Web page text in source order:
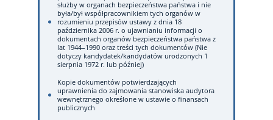
służby w organach bezpieczeństwa państwa i nie
była/był współpracownikiem tych organów w
rozumieniu przepisów ustawy z dnia 18
października 2006 r. o ujawnianiu informacji o
dokumentach organów bezpieczeństwa państwa z
lat 1944–1990 oraz treści tych dokumentów (Nie
dotyczy kandydatek/kandydatów urodzonych 1
sierpnia 1972 r. lub później)
Kopie dokumentów potwierdzających
uprawnienia do zajmowania stanowiska audytora
wewnętrznego określone w ustawie o finansach
publicznych